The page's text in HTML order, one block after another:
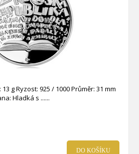
g Ryzost: 925 / 1000 Průměr: 31 mm
Provedení: PROOF Hrana: Hladká s ...
DO KOŠÍKU